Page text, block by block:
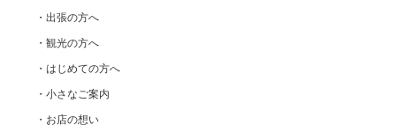
・出張の方へ
・観光の方へ
・はじめての方へ
・小さなご案内
・お店の想い